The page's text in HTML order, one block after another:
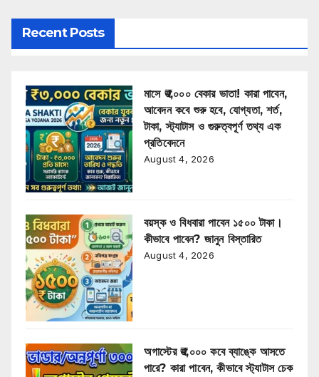
Recent Posts
মাসে ₹৩,০০০ বেকার ভাতা! কারা পাবেন,
আবেদন কবে শুরু হবে, যোগ্যতা, শর্ত,
টাকা, স্ট্যাটাস ও গুরুত্বপূর্ণ তথ্য এক
প্রতিবেদনে
August 4, 2026
বয়স্ক ও বিধবারা পাবেন ১৫০০ টাকা।
কীভাবে পাবেন? জানুন বিস্তারিত
August 4, 2026
অগাস্টের ₹৩,০০০ কবে ব্যাঙ্কে আসতে
পারে? কারা পাবেন, কীভাবে স্ট্যাটাস চেক